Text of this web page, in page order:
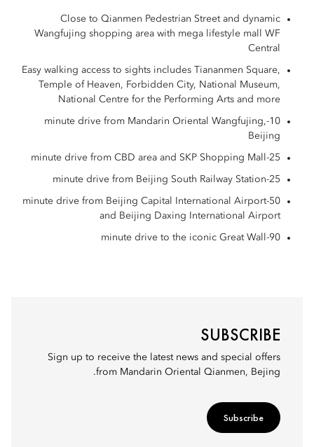
Close to Qianmen Pedestrian Street and dynamic
Wangfujing shopping area with mega lifestyle mall WF
Central
Easy walking access to sights includes Tiananmen Square,
Temple of Heaven, Forbidden City, National Museum,
National Centre for the Performing Arts and more
10-minute drive from Mandarin Oriental Wangfujing,
Beijing
25-minute drive from CBD area and SKP Shopping Mall
25-minute drive from Beijing South Railway Station
50-minute drive from Beijing Capital International Airport
and Beijing Daxing International Airport
90-minute drive to the iconic Great Wall
SUBSCRIBE
Sign up to receive the latest news and special offers
from Mandarin Oriental Qianmen, Bejing.
Subscribe